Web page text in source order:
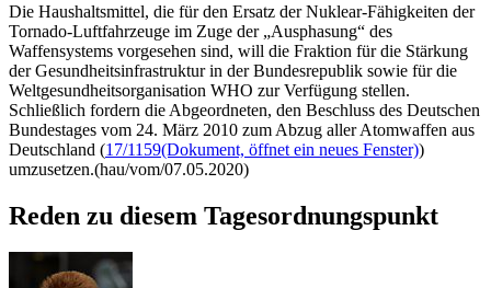
Die Haushaltsmittel, die für den Ersatz der Nuklear-Fähigkeiten der
Tornado-Luftfahrzeuge im Zuge der „Ausphasung“ des
Waffensystems vorgesehen sind, will die Fraktion für die Stärkung
der Gesundheitsinfrastruktur in der Bundesrepublik sowie für die
Weltgesundheitsorganisation WHO zur Verfügung stellen.
Schließlich fordern die Abgeordneten, den Beschluss des Deutschen
Bundestages vom 24. März 2010 zum Abzug aller Atomwaffen aus
Deutschland (17/1159(Dokument, öffnet ein neues Fenster))
umzusetzen.(hau/vom/07.05.2020)
Reden zu diesem Tagesordnungspunkt